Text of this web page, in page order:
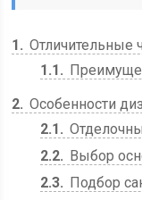
1
Отличительные
1.1
2 Особенности
2.1
2.2
Выбор
2.3
Подбор